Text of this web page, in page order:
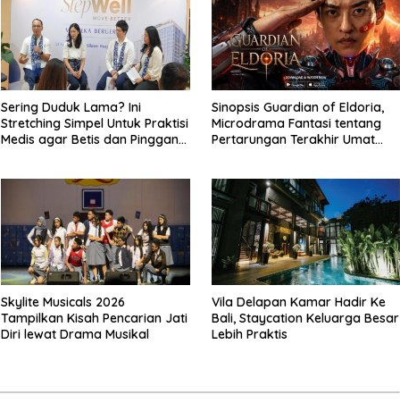
Sering Duduk Lama? Ini
Stretching Simpel Untuk Praktisi
Medis agar Betis dan Pinggang
Sinopsis Guardian of Eldoria,
Microdrama Fantasi tentang
Pertarungan Terakhir Umat
Skylite Musicals 2026
Tampilkan Kisah Pencarian Jati
Diri lewat Drama Musikal
Vila Delapan Kamar Hadir Ke
Bali, Staycation Keluarga Besar
Lebih Praktis